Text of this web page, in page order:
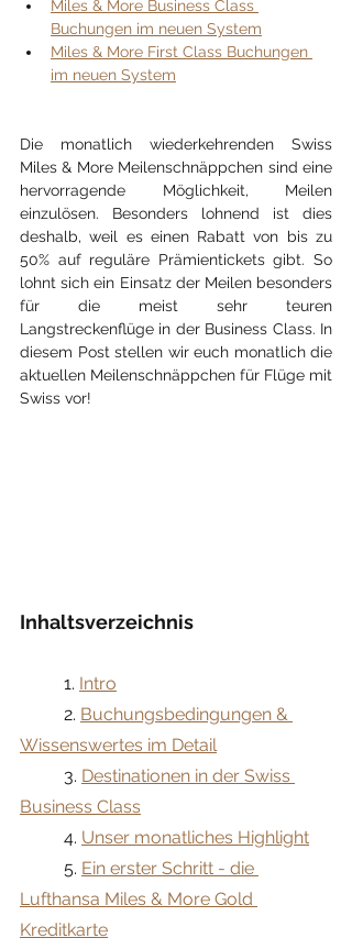
Miles & More Business Class
Buchungen im neuen System
Miles & More First Class Buchungen
im neuen System
Die monatlich wiederkehrenden Swiss
Miles & More Meilenschnäppchen sind eine
hervorragende Möglichkeit, Meilen
einzulösen. Besonders lohnend ist dies
deshalb, weil es einen Rabatt von bis zu
50% auf reguläre Prämientickets gibt. So
lohnt sich ein Einsatz der Meilen besonders
für die meist sehr teuren
Langstreckenflüge in der Business Class. In
diesem Post stellen wir euch monatlich die
aktuellen Meilenschnäppchen für Flüge mit
Swiss vor!
Inhaltsverzeichnis
	1.
Intro
	2.
Buchungsbedingungen &
Wissenswertes im Detail
	3.
Destinationen in der Swiss
Business Class
	4.
Unser monatliches Highlight
	5.
Ein erster Schritt - die
Lufthansa Miles & More Gold
Kreditkarte